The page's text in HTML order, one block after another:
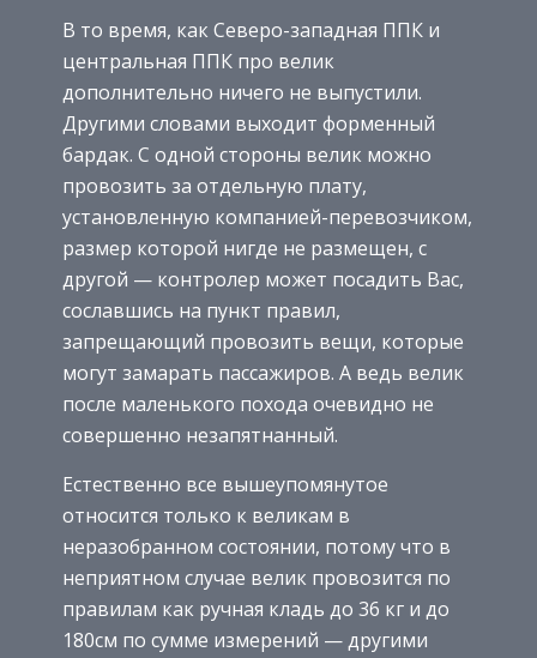
В то время, как Северо-западная ППК и
центральная ППК про велик
дополнительно ничего не выпустили.
Другими словами выходит форменный
бардак. С одной стороны велик можно
провозить за отдельную плату,
установленную компанией-перевозчиком,
размер которой нигде не размещен, с
другой — контролер может посадить Вас,
сославшись на пункт правил,
запрещающий провозить вещи, которые
могут замарать пассажиров. А ведь велик
после маленького похода очевидно не
совершенно незапятнанный.
Естественно все вышеупомянутое
относится только к великам в
неразобранном состоянии, потому что в
неприятном случае велик провозится по
правилам как ручная кладь до 36 кг и до
180см по сумме измерений — другими